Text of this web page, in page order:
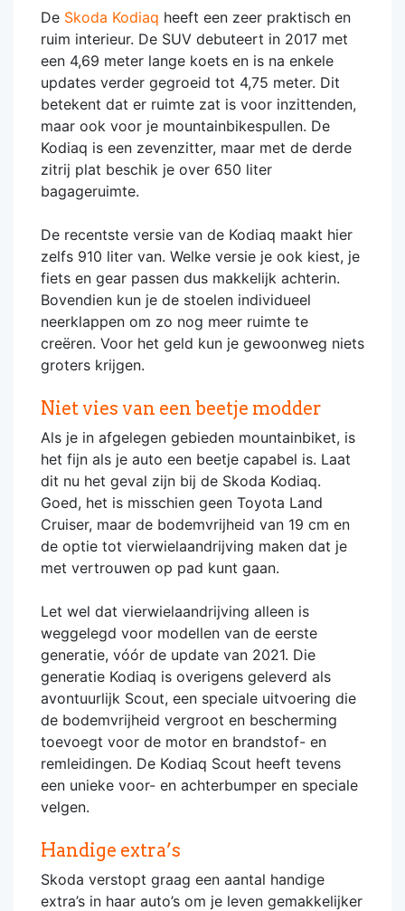
De Skoda Kodiaq heeft een zeer praktisch en
ruim interieur. De SUV debuteert in 2017 met
een 4,69 meter lange koets en is na enkele
updates verder gegroeid tot 4,75 meter. Dit
betekent dat er ruimte zat is voor inzittenden,
maar ook voor je mountainbikespullen. De
Kodiaq is een zevenzitter, maar met de derde
zitrij plat beschik je over 650 liter
bagageruimte.
De recentste versie van de Kodiaq maakt hier
zelfs 910 liter van. Welke versie je ook kiest, je
fiets en gear passen dus makkelijk achterin.
Bovendien kun je de stoelen individueel
neerklappen om zo nog meer ruimte te
creëren. Voor het geld kun je gewoonweg niets
groters krijgen.
Niet vies van een beetje modder
Als je in afgelegen gebieden mountainbiket, is
het fijn als je auto een beetje capabel is. Laat
dit nu het geval zijn bij de Skoda Kodiaq.
Goed, het is misschien geen Toyota Land
Cruiser, maar de bodemvrijheid van 19 cm en
de optie tot vierwielaandrijving maken dat je
met vertrouwen op pad kunt gaan.
Let wel dat vierwielaandrijving alleen is
weggelegd voor modellen van de eerste
generatie, vóór de update van 2021. Die
generatie Kodiaq is overigens geleverd als
avontuurlijk Scout, een speciale uitvoering die
de bodemvrijheid vergroot en bescherming
toevoegt voor de motor en brandstof- en
remleidingen. De Kodiaq Scout heeft tevens
een unieke voor- en achterbumper en speciale
velgen.
Handige extra’s
Skoda verstopt graag een aantal handige
extra’s in haar auto’s om je leven gemakkelijker